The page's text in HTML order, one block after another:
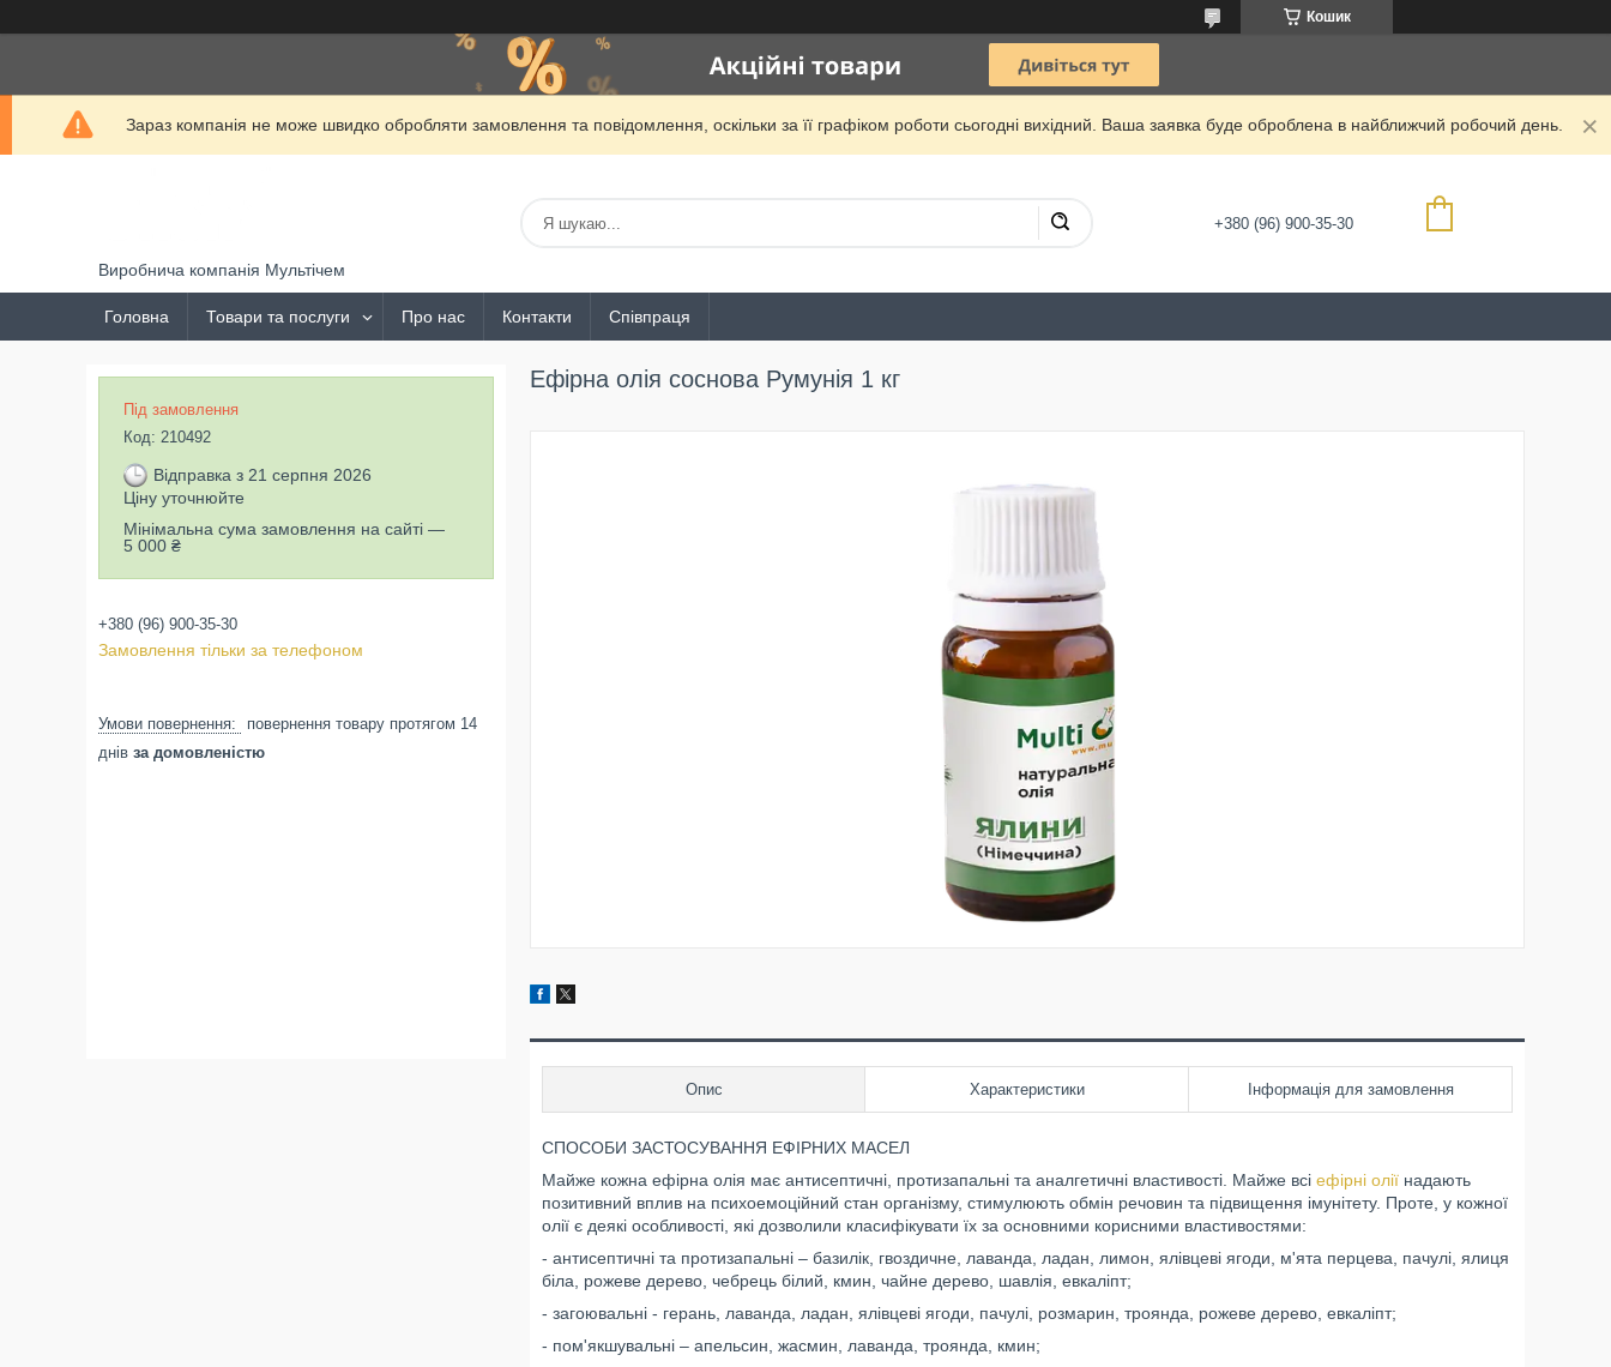
Кошик
Зараз компанія не може швидко обробляти замовлення та повідомлення, оскільки за її графіком роботи сьогодні вихідний. Ваша заявка буде оброблена в найближчий робочий день.
Виробнича компанія Мультічем
+380 (96) 900-35-30
Головна Товари та послуги Про нас Контакти Співпраця
Ефірна олія соснова Румунія 1 кг
Опис Характеристики Інформація для замовлення
СПОСОБИ ЗАСТОСУВАННЯ ЕФІРНИХ МАСЕЛ
Майже кожна ефірна олія має антисептичні, протизапальні та аналгетичні властивості. Майже всі ефірні олії надають
позитивний вплив на психоемоційний стан організму, стимулюють обмін речовин та підвищення імунітету. Проте, у кожної
олії є деякі особливості, які дозволили класифікувати їх за основними корисними властивостями:
- антисептичні та протизапальні – базилік, гвоздичне, лаванда, ладан, лимон, ялівцеві ягоди, м'ята перцева, пачулі, ялиця
біла, рожеве дерево, чебрець білий, кмин, чайне дерево, шавлія, евкаліпт;
- загоювальні - герань, лаванда, ладан, ялівцеві ягоди, пачулі, розмарин, троянда, рожеве дерево, евкаліпт;
- пом'якшувальні – апельсин, жасмин, лаванда, троянда, кмин;
Під замовлення
Код: 210492
Відправка з 21 серпня 2026
Ціну уточнюйте
Мінімальна сума замовлення на сайті —
5 000 ₴
+380 (96) 900-35-30
Замовлення тільки за телефоном
повернення товару протягом 14
днів за домовленістю